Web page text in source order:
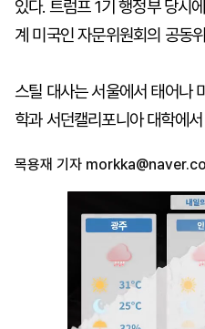
있다. 트럼프 1기 행정부 당시
계 미국인 자문위원회의 공동
스틸 대사는 서울에서 태어나
학과 서던캘리포니아 대학에
목용재 기자